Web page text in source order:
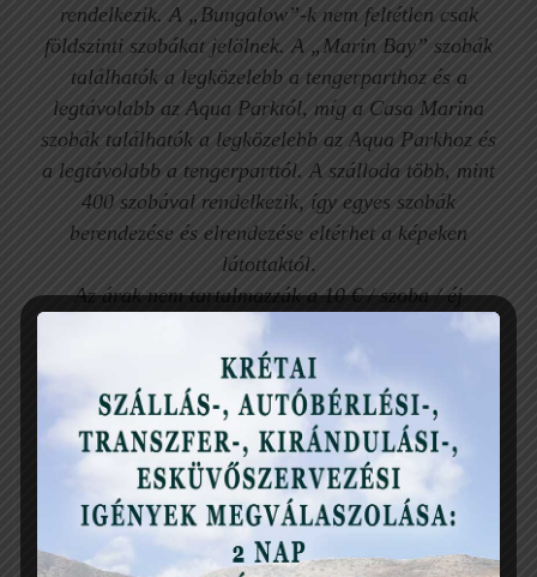
rendelkezik. A „Bungalow”-k nem feltétlen csak
földszinti szobákat jelölnek. A „Marin Bay” szobák
találhatók a legközelebb a tengerparthoz és a
legtávolabb az Aqua Parktól, míg a Casa Marina
szobák találhatók a legközelebb az Aqua Parkhoz és
a legtávolabb a tengerparttól. A szálloda több, mint
400 szobával rendelkezik, így egyes szobák
berendezése és elrendezése eltérhet a képeken
látottaktól.
Az árak nem tartalmazzák a 10 € / szoba / éj
oldal alján található űrlapot.
„Ideális szálloda családok számára! Attól kezdve,
hogy megérkeztünk, a gyerekek izgatottak voltak az
Aqua Parktól – hihetetlen csúszdák, tiszta környezet
és abszolút biztonság. A kicsiknek és nagyoknak
szóló foglalkozások kifogástalanul és szervezetten